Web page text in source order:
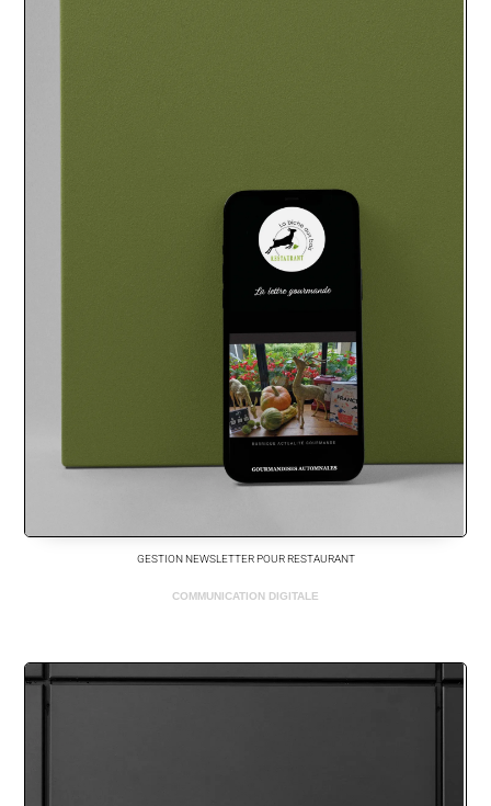
GESTION NEWSLETTER POUR RESTAURANT
COMMUNICATION DIGITALE